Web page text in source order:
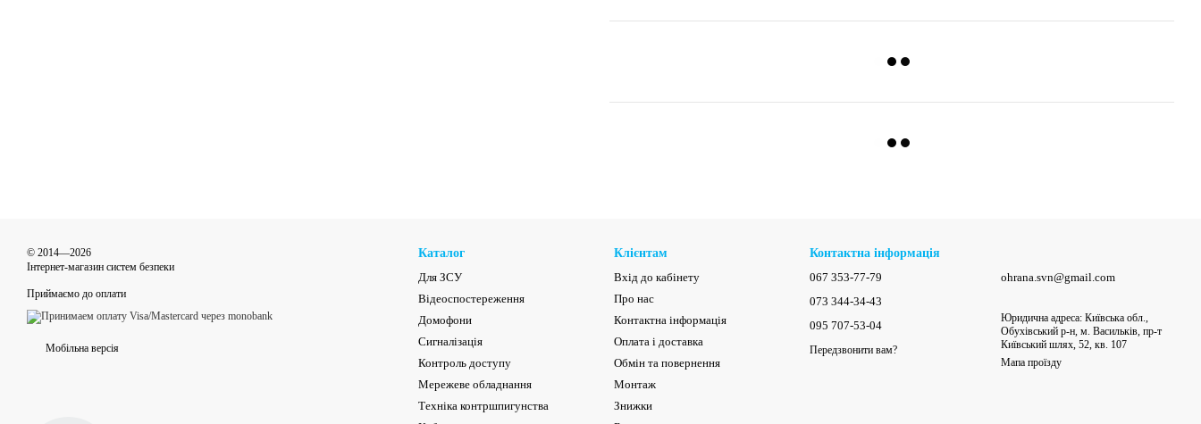
© 2014—2026
Інтернет-магазин систем безпеки
Приймаємо до оплати
Мобільна версія
Каталог
Для ЗСУ
Відеоспостереження
Домофони
Сигналізація
Контроль доступу
Мережеве обладнання
Техніка контршпигунства
Клієнтам
Вхід до кабінету
Про нас
Контактна інформація
Оплата і доставка
Обмін та повернення
Монтаж
Знижки
Контактна інформація
067 353-77-79
073 344-34-43
095 707-53-04
Передзвонити вам?
ohrana.svn@gmail.com
Юридична адреса: Київська обл.,
Обухівський р-н, м. Васильків, пр-т
Київський шлях, 52, кв. 107
Мапа проїзду